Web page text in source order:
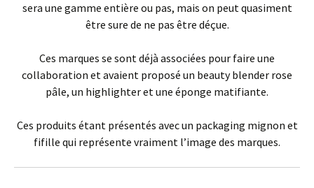
sera une gamme entière ou pas, mais on peut quasiment
être sure de ne pas être déçue.
Ces marques se sont déjà associées pour faire une
collaboration et avaient proposé un beauty blender rose
pâle, un highlighter et une éponge matifiante.
Ces produits étant présentés avec un packaging mignon et
fifille qui représente vraiment l’image des marques.